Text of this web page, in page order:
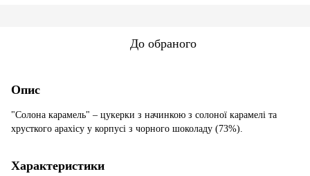
До обраного
Опис
"Солона карамель" – цукерки з начинкою з солоної карамелі та
хрусткого арахісу у корпусі з чорного шоколаду (73%).
Характеристики